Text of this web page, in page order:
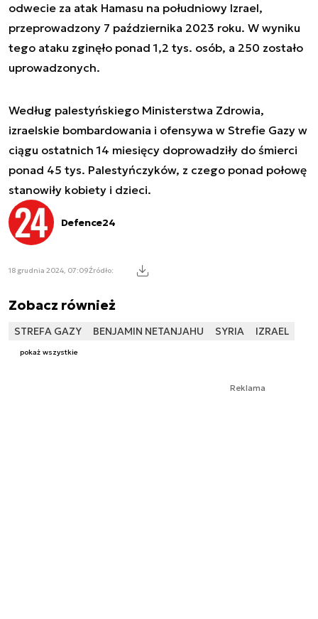
odwecie za atak Hamasu na południowy Izrael,
przeprowadzony 7 października 2023 roku. W wyniku
tego ataku zginęło ponad 1,2 tys. osób, a 250 zostało
uprowadzonych.
Według palestyńskiego Ministerstwa Zdrowia,
izraelskie bombardowania i ofensywa w Strefie Gazy w
ciągu ostatnich 14 miesięcy doprowadziły do śmierci
ponad 45 tys. Palestyńczyków, z czego ponad połowę
stanowiły kobiety i dzieci.
Defence24
18 grudnia 2024, 07:09Źródło:
Zobacz również
STREFA GAZY BENJAMIN NETANJAHU SYRIA IZRAEL
pokaż wszystkie
Reklama